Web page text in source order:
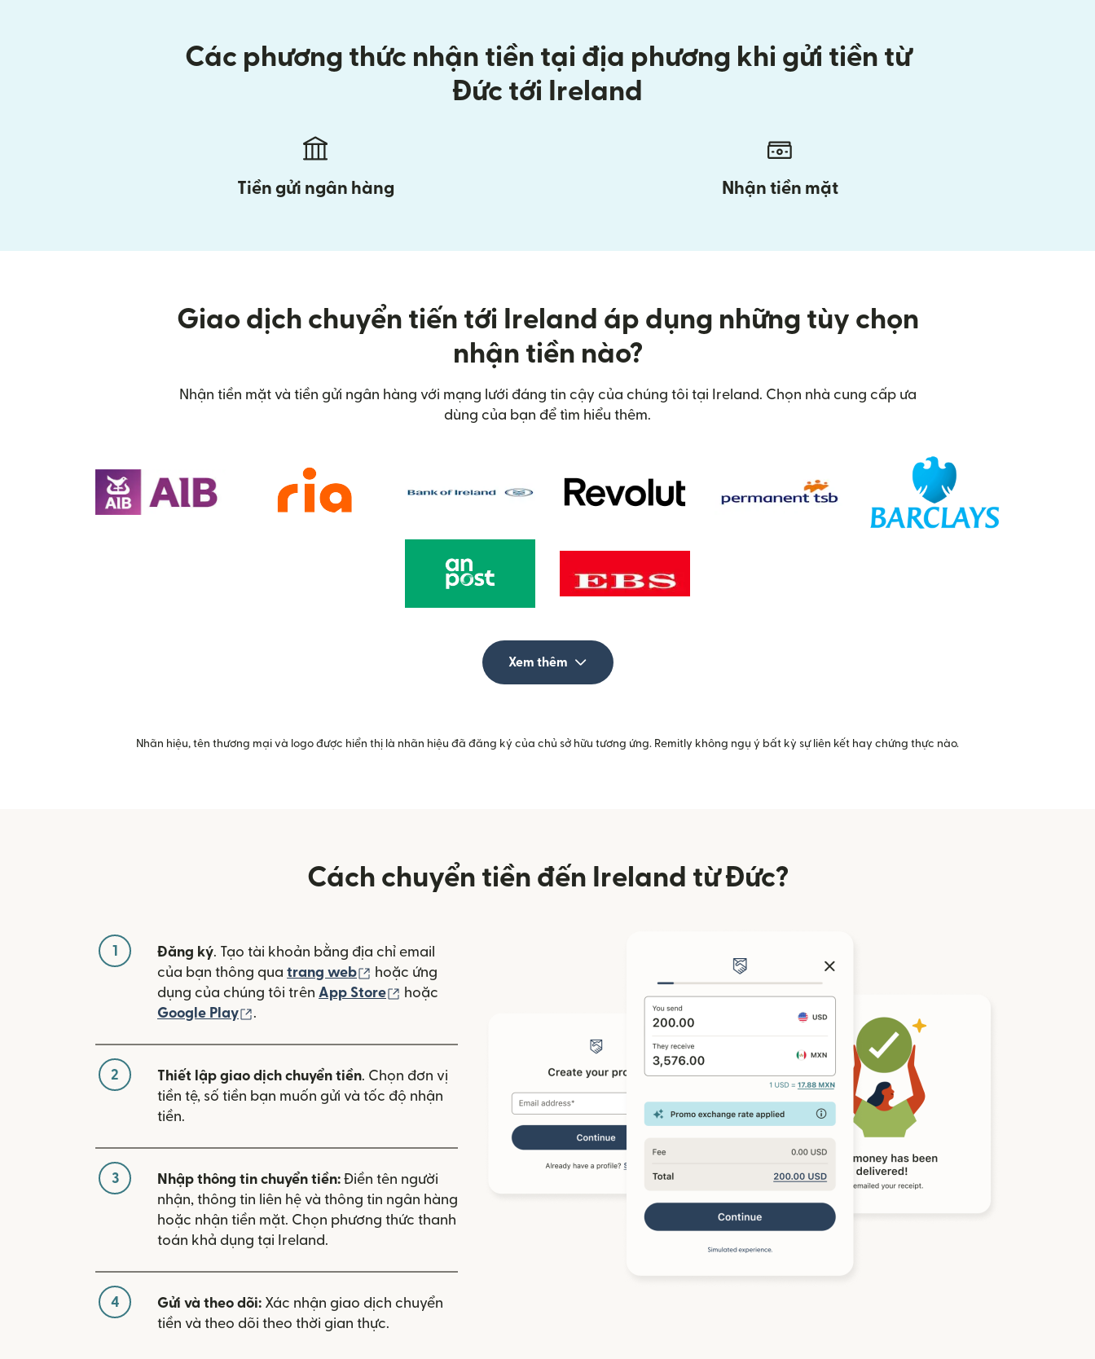
Các phương thức nhận tiền tại địa phương khi gửi tiền từ
Đức tới Ireland
Tiền gửi ngân hàng Nhận tiền mặt
Giao dịch chuyển tiến tới Ireland áp dụng những tùy chọn
nhận tiền nào?
Nhận tiền mặt và tiền gửi ngân hàng với mạng lưới đáng tin cậy của chúng tôi tại Ireland. Chọn nhà cung cấp ưa
dùng của bạn để tìm hiểu thêm.
Xem thêm
Nhãn hiệu, tên thương mại và logo được hiển thị là nhãn hiệu đã đăng ký của chủ sở hữu tương ứng. Remitly không ngụ ý bất kỳ sự liên kết hay chứng thực nào.
Cách chuyển tiền đến Ireland từ Đức?
1 Đăng ký. Tạo tài khoản bằng địa chỉ email
của bạn thông qua trang web (mở trong cửa sổ mới)
hoặc ứng
dụng của chúng tôi trên App Store (mở trong cửa sổ mới)
hoặc
Google Play
.
2 Thiết lập giao dịch chuyển tiền. Chọn đơn vị
tiền tệ, số tiền bạn muốn gửi và tốc độ nhận
tiền.
3 Nhập thông tin chuyển tiền: Điền tên người
nhận, thông tin liên hệ và thông tin ngân hàng
hoặc nhận tiền mặt. Chọn phương thức thanh
toán khả dụng tại Ireland.
4 Gửi và theo dõi: Xác nhận giao dịch chuyển
tiền và theo dõi theo thời gian thực.